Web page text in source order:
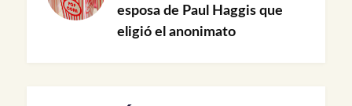
esposa de Paul Haggis que
eligió el anonimato